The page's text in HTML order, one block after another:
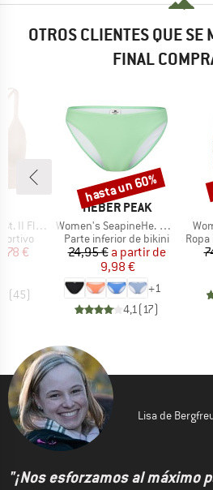
OTROS CLIENTES QUE SE
FINAL
Bra
reducido
€
(45)
MARCA
HEBER PEAK
Artículo
Women's SeapineHe. Bikini Pant
Product group
Parte inferior de bikini
Precio
24,95 € Precio reducido
a partir de
9,98 €
+1
4,1( 17)
Descuento
hasta un 60%
Ropa
Lisa de
"¡Nos esforzamos al máximo